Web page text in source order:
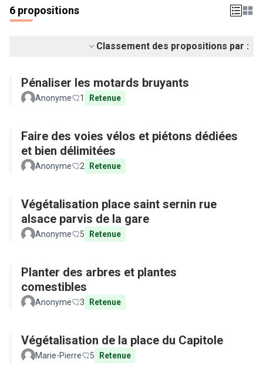
6 propositions
Classement des propositions par :
Pénaliser les motards bruyants
Anonyme 1 Retenue
Faire des voies vélos et piétons dédiées
et bien délimitées
Anonyme 2 Retenue
Végétalisation place saint sernin rue
alsace parvis de la gare
Anonyme 5 Retenue
Planter des arbres et plantes
comestibles
Anonyme 3 Retenue
Végétalisation de la place du Capitole
Marie-Pierre 5 Retenue